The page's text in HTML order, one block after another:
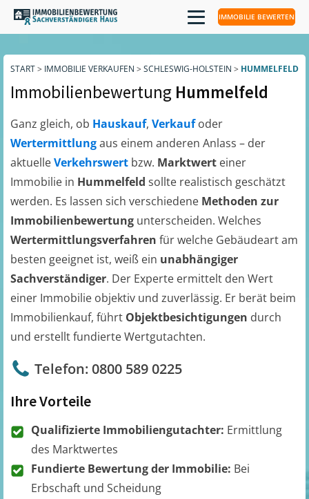
IMMOBILIE BEWERTEN
START> IMMOBILIE VERKAUFEN > SCHLESWIG-HOLSTEIN > HUMMELFELD
Immobilienbewertung Hummelfeld
Ganz gleich, ob Hauskauf, Verkaufoder
Wertermittlungaus einem anderen Anlass – der
aktuelleVerkehrswert bzw. Marktwert einer
Immobilie in Hummelfeld sollte realistisch geschätzt
werden. Es lassen sich verschiedene Methoden zur
Immobilienbewertung unterscheiden. Welches
Wertermittlungsverfahren für welche Gebäudeart am
besten geeignet ist, weiß ein unabhängiger
Sachverständiger. Der Experte ermittelt den Wert
einer Immobilie objektiv und zuverlässig. Er berät beim
Immobilienkauf, führt Objektbesichtigungen durch
und erstellt fundierte Wertgutachten.
Telefon: 0800 589 0225
Ihre Vorteile
Qualifizierte Immobiliengutachter: Ermittlung
des Marktwertes
Fundierte Bewertung der Immobilie: Bei
Erbschaft und Scheidung